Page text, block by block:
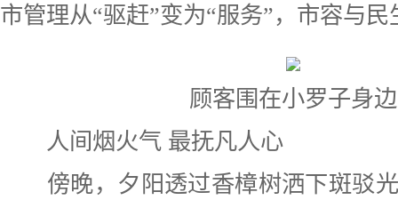
市管理从“驱赶”变为“服务”，市容与
顾客围在小罗子身边
人间烟火气 最抚凡人心
傍晚，夕阳透过香樟树洒下斑驳